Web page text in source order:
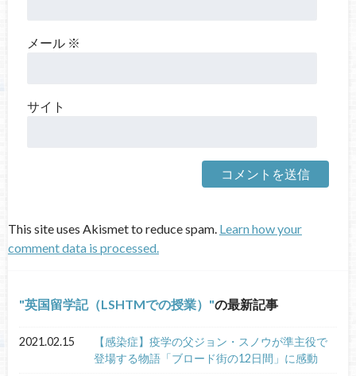
メール ※
サイト
This site uses Akismet to reduce spam. Learn how your
comment data is processed.
英国留学記（LSHTMでの授業） の最新記事
2021.02.15
【感染症】疫学の父ジョン・スノウが準主役で
登場する物語「ブロード街の12日間」に感動